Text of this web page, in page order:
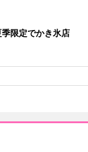
限定でかき氷店